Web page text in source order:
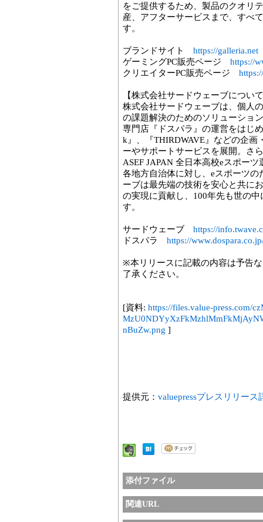
をご提供するため、製品のクオリ
産、アフターサービスまで、すべ
す。
ブランドサイト https://galleria.net
ゲーミングPC販売ページ https://
クリエイターPC販売ページ
【株式会社サードウェーブについ
株式会社サードウェーブは、個人
の課題解決のためのソリューショ
専門店『ドスパラ』の運営をはじ
k』、『THIRDWAVE』などの企
ーやサポートサービスを展開。さ
ASEF JAPAN 全日本高校eスポー
各地方自治体に対し、eスポーツ
ーブは最先端の技術を安心と共に
の実現に貢献し、100年先も世の
す。
サードウェーブ https://
ドスパラ https://
※本リリースに記載の内容は予告
了承ください。
[資料: https://files.value-press.com/
nBuZw.png ]
提供元： valuepressプレスリリース
添付ファイル
関連URL